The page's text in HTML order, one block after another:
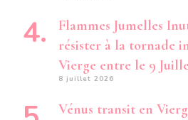
Flammes Jumelles
résister à la tornade
Vierge entre le 9
8 juillet 2026
Vénus transit en